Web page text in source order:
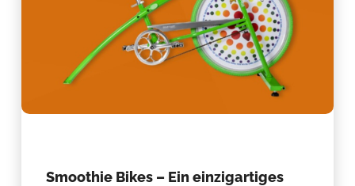
Smoothie Bikes – Ein einzigartiges